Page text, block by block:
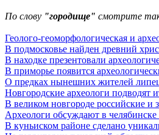
По слову "городище" смотрите
Геолого-геоморфологическая и
В подмосковье найден древний
В находке презентовали
В приморье появится
О предках нынешних жителей
Новгородские археологи подводят
В великом новгороде российские и
Археологи обсуждают в
В куньиском районе сделано